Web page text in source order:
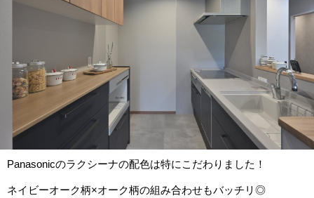
Panasonicのラクシーナの配色は特にこだわりました！
ネイビーオーク柄×オーク柄の組み合わせもバッチリ◎